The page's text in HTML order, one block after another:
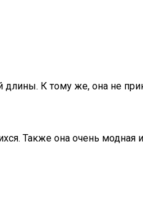
К тому же, она не
Также она очень модная